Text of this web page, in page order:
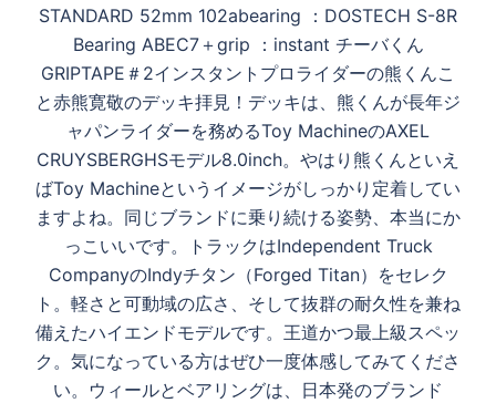
STANDARD 52mm 102abearing ：DOSTECH S-8R
Bearing ABEC7＋grip ：instant チーバくん
GRIPTAPE＃2インスタントプロライダーの熊くんこ
と赤熊寛敬のデッキ拝見！デッキは、熊くんが長年ジ
ャパンライダーを務めるToy MachineのAXEL
CRUYSBERGHSモデル8.0inch。やはり熊くんといえ
ばToy Machineというイメージがしっかり定着してい
ますよね。同じブランドに乗り続ける姿勢、本当にか
っこいいです。トラックはIndependent Truck
CompanyのIndyチタン（Forged Titan）をセレク
ト。軽さと可動域の広さ、そして抜群の耐久性を兼ね
備えたハイエンドモデルです。王道かつ最上級スペッ
ク。気になっている方はぜひ一度体感してみてくださ
い。ウィールとベアリングは、日本発のブランド